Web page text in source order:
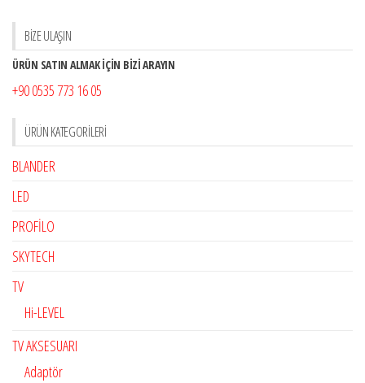
BİZE ULAŞIN
ÜRÜN SATIN ALMAK İÇİN BİZİ ARAYIN
+90 0535 773 16 05
ÜRÜN KATEGORILERI
BLANDER
LED
PROFİLO
SKYTECH
TV
Hi-LEVEL
TV AKSESUARI
Adaptör